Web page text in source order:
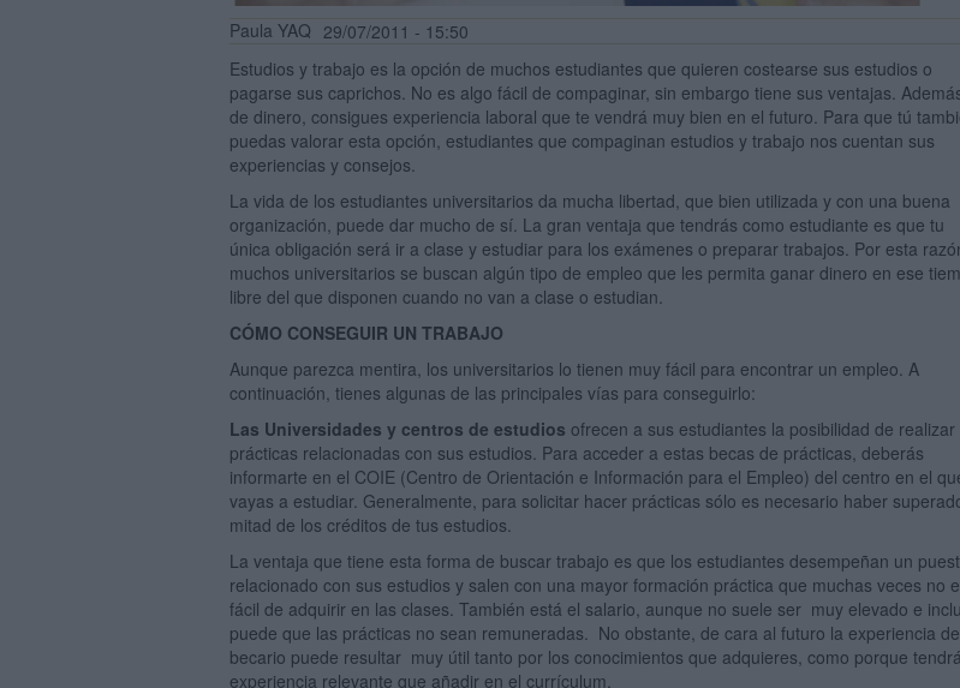
Paula YAQ 29/07/2011 - 15:50
Estudios y trabajo es la opción de muchos estudiantes que quieren costearse sus estudios o
pagarse sus caprichos. No es algo fácil de compaginar, sin embargo tiene sus ventajas.
de dinero, consigues experiencia laboral que te vendrá muy bien en el futuro. Para que tú
puedas valorar esta opción, estudiantes que compaginan estudios y trabajo nos cuentan sus
experiencias y consejos.
La vida de los estudiantes universitarios da mucha libertad, que bien utilizada y con una buena
organización, puede dar mucho de sí. La gran ventaja que tendrás como estudiante es que tu
única obligación será ir a clase y estudiar para los exámenes o preparar trabajos. Por esta
muchos universitarios se buscan algún tipo de empleo que les permita ganar dinero en ese
libre del que disponen cuando no van a clase o estudian.
CÓMO CONSEGUIR UN TRABAJO
Aunque parezca mentira, los universitarios lo tienen muy fácil para encontrar un empleo. A
continuación, tienes algunas de las principales vías para conseguirlo:
Las Universidades y centros de estudios ofrecen a sus estudiantes la posibilidad de realizar
prácticas relacionadas con sus estudios. Para acceder a estas becas de prácticas, deberás
informarte en el COIE (Centro de Orientación e Información para el Empleo) del centro en el
vayas a estudiar. Generalmente, para solicitar hacer prácticas sólo es necesario haber
mitad de los créditos de tus estudios.
La ventaja que tiene esta forma de buscar trabajo es que los estudiantes desempeñan un
relacionado con sus estudios y salen con una mayor formación práctica que muchas veces no
fácil de adquirir en las clases. También está el salario, aunque no suele ser muy elevado e
puede que las prácticas no sean remuneradas. No obstante, de cara al futuro la experiencia de
becario puede resultar muy útil tanto por los conocimientos que adquieres, como porque
experiencia relevante que añadir en el currículum.